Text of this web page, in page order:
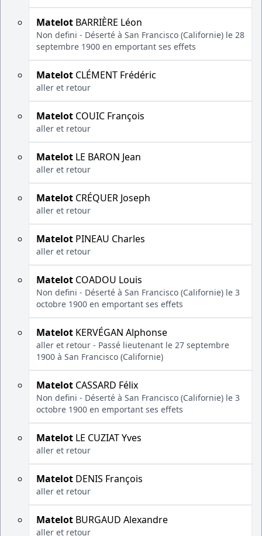
Matelot BARRIÈRE Léon
Non defini - Déserté à San Francisco (Californie) le 28
septembre 1900 en emportant ses effets
Matelot CLÉMENT Frédéric
aller et retour
Matelot COUIC François
aller et retour
Matelot LE BARON Jean
aller et retour
Matelot CRÉQUER Joseph
aller et retour
Matelot PINEAU Charles
aller et retour
Matelot COADOU Louis
Non defini - Déserté à San Francisco (Californie) le 3
octobre 1900 en emportant ses effets
Matelot KERVÉGAN Alphonse
aller et retour - Passé lieutenant le 27 septembre
1900 à San Francisco (Californie)
Matelot CASSARD Félix
Non defini - Déserté à San Francisco (Californie) le 3
octobre 1900 en emportant ses effets
Matelot LE CUZIAT Yves
aller et retour
Matelot DENIS François
aller et retour
Matelot BURGAUD Alexandre
aller et retour